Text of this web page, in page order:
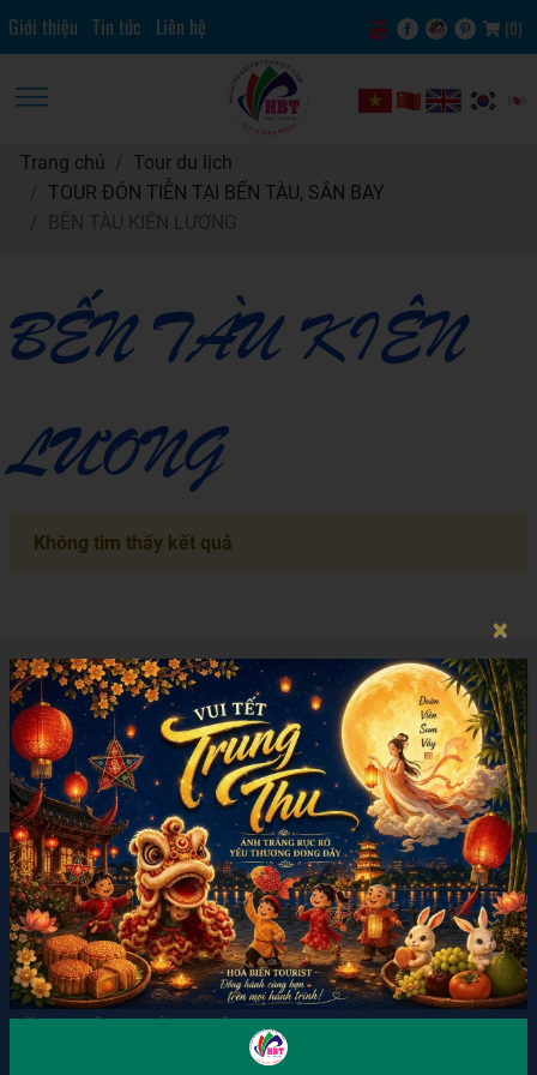
Giới thiệu Tin tức Liên hệ (0)
Trang chủ
Tour du lịch
TOUR ĐÓN TIỄN TẠI BẾN TÀU, SÂN BAY
BẾN TÀU KIÊN LƯƠNG
BẾN TÀU KIÊN
LƯƠNG
Không tìm thấy kết quả
ĐĂNG KÝ NHẬN TIN
Hãy đăng ký nhận thông tin mới nhất từ chúng tôi
GỬI
LIÊN HỆ
VĂN PHÒNG BÌNH TÂN
📍258/58/17 Hồ Học Lãm, Phường An Lạc, TP. HCM
×